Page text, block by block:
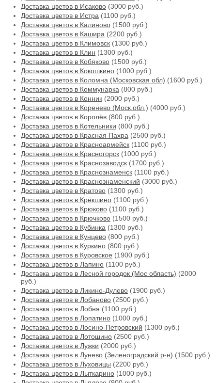
Доставка цветов в Исаково (3000 руб.)
Доставка цветов в Истра (1100 руб.)
Доставка цветов в Калиново (1500 руб.)
Доставка цветов в Кашира (2200 руб.)
Доставка цветов в Климовск (1300 руб.)
Доставка цветов в Клин (1300 руб.)
Доставка цветов в Кобяково (1500 руб.)
Доставка цветов в Кокошкино (1000 руб.)
Доставка цветов в Коломна (Московская обл) (1600 руб.)
Доставка цветов в Коммунарка (800 руб.)
Доставка цветов в Конник (2000 руб.)
Доставка цветов в Коренево (Моск.обл.) (4000 руб.)
Доставка цветов в Королёв (800 руб.)
Доставка цветов в Котельники (800 руб.)
Доставка цветов в Красная Пахра (2500 руб.)
Доставка цветов в Красноармейск (1100 руб.)
Доставка цветов в Красногорск (1000 руб.)
Доставка цветов в Краснозаводск (1700 руб.)
Доставка цветов в Краснознаменск (1100 руб.)
Доставка цветов в Краснознаменский (3000 руб.)
Доставка цветов в Кратово (1300 руб.)
Доставка цветов в Крёкшино (1100 руб.)
Доставка цветов в Крюково (1100 руб.)
Доставка цветов в Крючково (1500 руб.)
Доставка цветов в Кубинка (1300 руб.)
Доставка цветов в Кунцево (800 руб.)
Доставка цветов в Куркино (800 руб.)
Доставка цветов в Куровское (1900 руб.)
Доставка цветов в Лапино (1100 руб.)
Доставка цветов в Лесной городок (Мос область) (2000
руб.)
Доставка цветов в Ликино-Дулево (1900 руб.)
Доставка цветов в Лобаново (2500 руб.)
Доставка цветов в Лобня (1100 руб.)
Доставка цветов в Лопатино (1000 руб.)
Доставка цветов в Лосино-Петровский (1300 руб.)
Доставка цветов в Лотошино (2500 руб.)
Доставка цветов в Лужки (2000 руб.)
Доставка цветов в Лунево (Зеленоградский р-н) (1500 руб.)
Доставка цветов в Луховицы (2200 руб.)
Доставка цветов в Лыткарино (1000 руб.)